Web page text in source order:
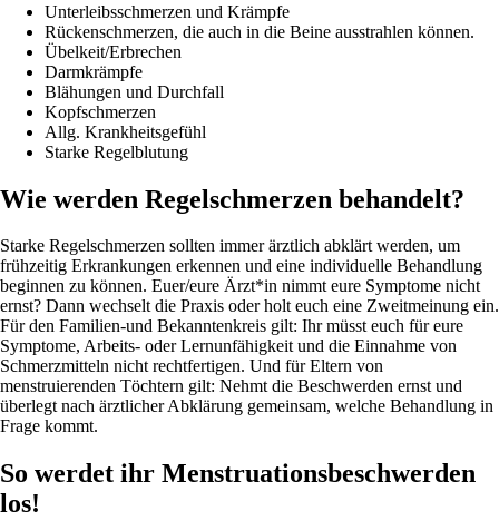
Unterleibsschmerzen und Krämpfe
Rückenschmerzen, die auch in die Beine ausstrahlen können.
Übelkeit/Erbrechen
Darmkrämpfe
Blähungen und Durchfall
Kopfschmerzen
Allg. Krankheitsgefühl
Starke Regelblutung
Wie werden Regelschmerzen behandelt?
Starke Regelschmerzen sollten immer ärztlich abklärt werden, um
frühzeitig Erkrankungen erkennen und eine individuelle Behandlung
beginnen zu können. Euer/eure Ärzt*in nimmt eure Symptome nicht
ernst? Dann wechselt die Praxis oder holt euch eine Zweitmeinung ein.
Für den Familien-und Bekanntenkreis gilt: Ihr müsst euch für eure
Symptome, Arbeits- oder Lernunfähigkeit und die Einnahme von
Schmerzmitteln nicht rechtfertigen. Und für Eltern von
menstruierenden Töchtern gilt: Nehmt die Beschwerden ernst und
überlegt nach ärztlicher Abklärung gemeinsam, welche Behandlung in
Frage kommt.
So werdet ihr Menstruationsbeschwerden
los!